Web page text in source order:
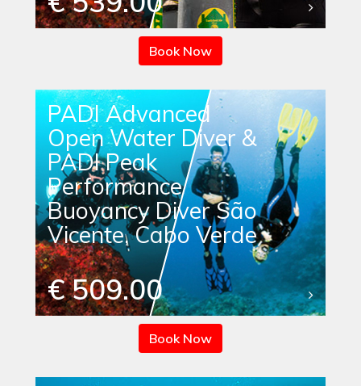
Book Now
PADI Advanced
Open Water Diver &
PADI Peak
Performance
Buoyancy Diver São
Vicente, Cabo Verde
€ 509.00
Book Now